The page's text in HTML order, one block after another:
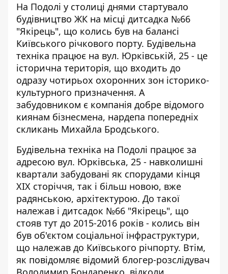
На Подолі у столиці днями стартувало
будівництво ЖК на місці дитсадка №66
"Якірець", що колись був на балансі
Київського річкового порту. Будівельна
техніка працює на вул. Юрківській, 25 - це
історична територія, що входить до
одразу чотирьох охоронних зон історико-
культурного призначення. А
забудовником є компанія добре відомого
киянам бізнесмена, нардепа попередніх
скликань Михайла Бродського.
Будівельна техніка на Подолі працює за
адресою вул. Юрківська, 25 - навколишні
квартали забудовані як спорудами кінця
ХІХ сторіччя, так і більш новою, вже
радянською, архітектурою. До такої
належав і дитсадок №66 "Якірець", що
стояв тут до 2015-2016 років - колись він
був об'єктом соціальної інфраструктури,
що належав до Київського річпорту. Втім,
як повідомляє відомий блогер-розслідувач